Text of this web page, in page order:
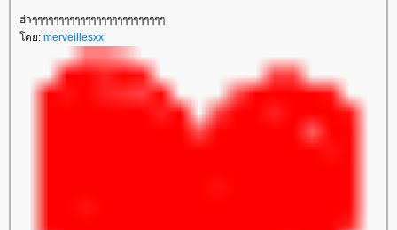
ฮ่าๆๆๆๆๆๆๆๆๆๆๆๆๆๆๆๆๆๆๆๆๆๆๆๆๆ
ดย: merveillesxx